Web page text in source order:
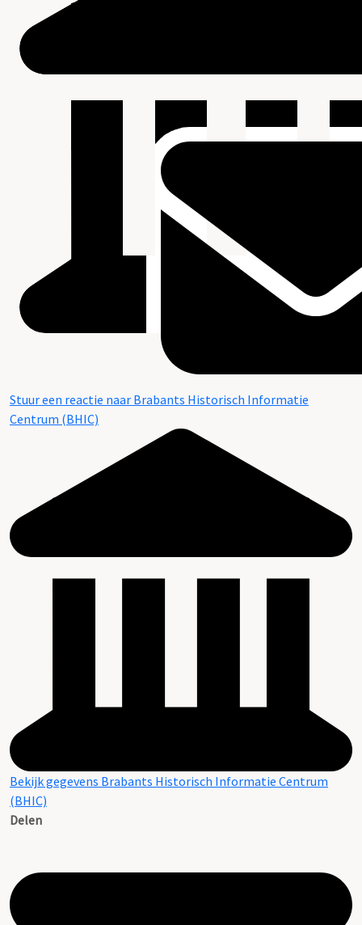
Stuur een reactie naar Brabants Historisch Informatie
Centrum (BHIC)
Bekijk gegevens Brabants Historisch Informatie Centrum
(BHIC)
Delen